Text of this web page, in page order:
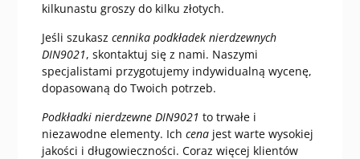
kilkunastu groszy do kilku złotych.
Jeśli szukasz cennika podkładek nierdzewnych
DIN9021, skontaktuj się z nami. Naszymi
specjalistami przygotujemy indywidualną wycenę,
dopasowaną do Twoich potrzeb.
Podkładki nierdzewne DIN9021 to trwałe i
niezawodne elementy. Ich cenajest warte wysokiej
jakości i długowieczności. Coraz więcej klientów